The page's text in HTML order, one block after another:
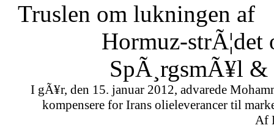
Truslen om lukningen af
Hormuz-
SpÃ¸rgsmÃ¥l
I gÃ¥r, den 15. januar 2012, advarede
kompensere for Irans olieleverancer til
Af